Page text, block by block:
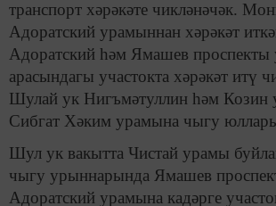
транспорт хәрәкәте чикләнәчәк.
Адоратский урамыннан хәрәкәт
Адоратский һәм Ямашев проспекты
арасындагы участокта хәрәкәт итү
Шулай ук Нигъмәтуллин һәм Козин
Сибгат Хәким урамына чыгу
Шул ук вакытта Чистай урамы
чыгу урыннарында Ямашев
Адоратский урамына кадәрге